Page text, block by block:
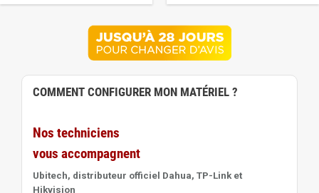
COMMENT CONFIGURER MON MATÉRIEL ?
Nos techniciens
vous accompagnent
Ubitech, distributeur officiel Dahua, TP-Link et
Hikvision